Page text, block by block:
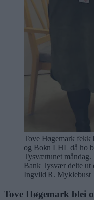
Tove Høgemark fekk
og Bokn LHL då ho
Tysværtunet måndag.
Bank Tysvær delte ut
Ingvild R. Myklebust
Tove Høgemark blei